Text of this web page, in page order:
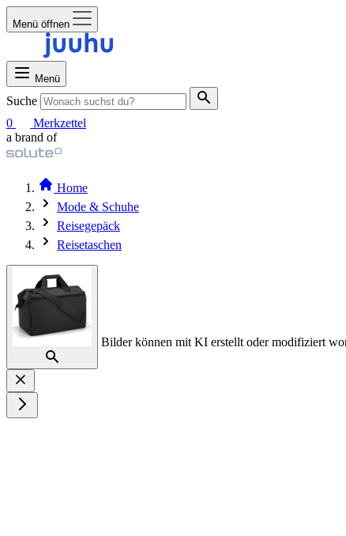
Menü öffnen
Menü
Suche
0
Merkzettel
a brand of
Home
Mode & Schuhe
Reisegepäck
Reisetaschen
Bilder können mit KI erstellt oder modifiziert